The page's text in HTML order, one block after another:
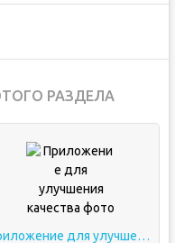
РАЗДЕЛА
Приложение для улучшения качества фото